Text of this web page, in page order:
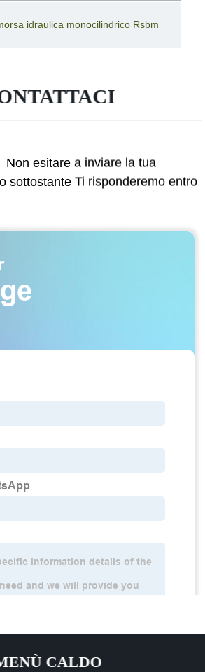
idraulica monocilindrico Rsbm
Non esitare a inviare la tua
sottostante Ti risponderemo entro
CALDO